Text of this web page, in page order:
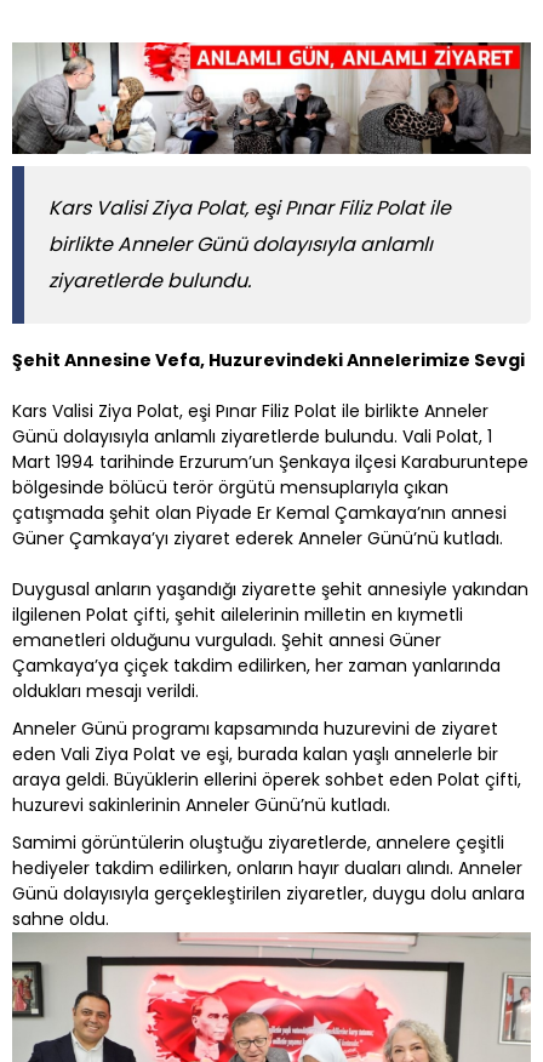
Kars Valisi Ziya Polat, eşi Pınar Filiz Polat ile
birlikte Anneler Günü dolayısıyla anlamlı
ziyaretlerde bulundu.
Şehit Annesine Vefa, Huzurevindeki Annelerimize Sevgi
Kars Valisi Ziya Polat, eşi Pınar Filiz Polat ile birlikte Anneler
Günü dolayısıyla anlamlı ziyaretlerde bulundu. Vali Polat, 1
Mart 1994 tarihinde Erzurum’un Şenkaya ilçesi Karaburuntepe
bölgesinde bölücü terör örgütü mensuplarıyla çıkan
çatışmada şehit olan Piyade Er Kemal Çamkaya’nın annesi
Güner Çamkaya’yı ziyaret ederek Anneler Günü’nü kutladı.
Duygusal anların yaşandığı ziyarette şehit annesiyle yakından
ilgilenen Polat çifti, şehit ailelerinin milletin en kıymetli
emanetleri olduğunu vurguladı. Şehit annesi Güner
Çamkaya’ya çiçek takdim edilirken, her zaman yanlarında
oldukları mesajı verildi.
Anneler Günü programı kapsamında huzurevini de ziyaret
eden Vali Ziya Polat ve eşi, burada kalan yaşlı annelerle bir
araya geldi. Büyüklerin ellerini öperek sohbet eden Polat çifti,
huzurevi sakinlerinin Anneler Günü’nü kutladı.
Samimi görüntülerin oluştuğu ziyaretlerde, annelere çeşitli
hediyeler takdim edilirken, onların hayır duaları alındı. Anneler
Günü dolayısıyla gerçekleştirilen ziyaretler, duygu dolu anlara
sahne oldu.